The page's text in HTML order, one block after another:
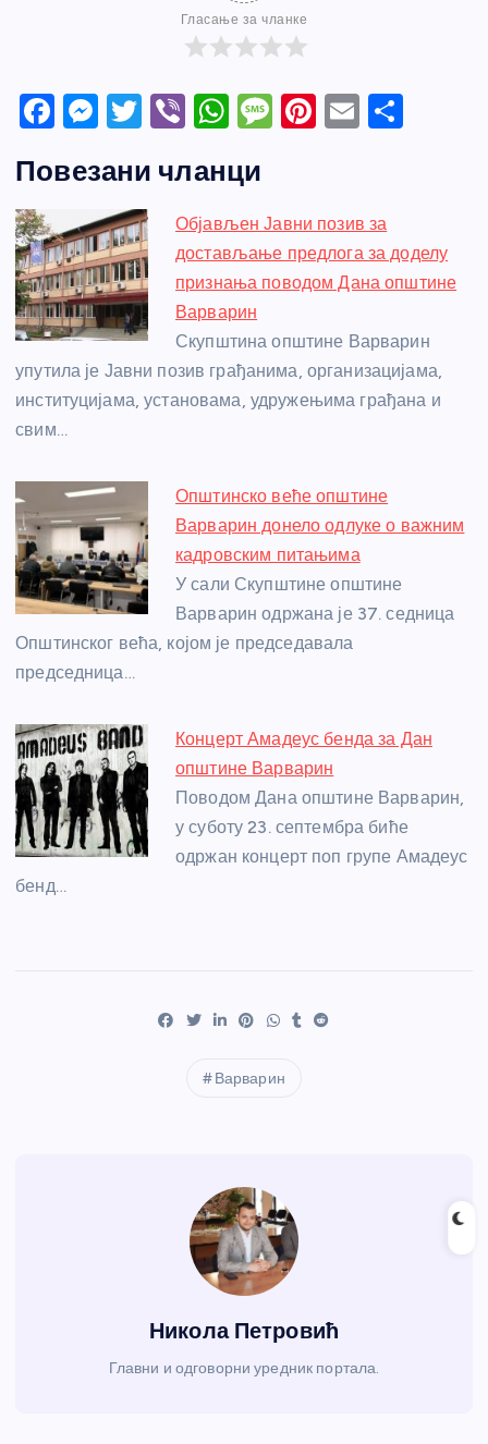
Гласање за чланке
F
c
b
o
o
M
ss
e
n
g
er
T
itt
er
Vi
er
W
at
s
A
p
p
M
a
g
e
Pi
e
st
E
Повезани чланци
Објављен Јавни позив за
достављање предлога за доделу
признања поводом Дана општине
Варварин
Скупштина општине Варварин
упутила је Јавни позив грађанима, организацијама,
институцијама, установама, удружењима грађана и
свим…
Општинско веће општине
Варварин донело одлуке о важним
кадровским питањима
У сали Скупштине општине
Варварин одржана је 37. седница
Општинског већа, којом је председавала
председница…
Концерт Амадеус бенда за Дан
општине Варварин
Поводом Дана општине Варварин,
у суботу 23. септембра биће
одржан концерт поп групе Амадеус
бенд…
Варварин
Никола Петровић
Главни и одговорни уредник портала.